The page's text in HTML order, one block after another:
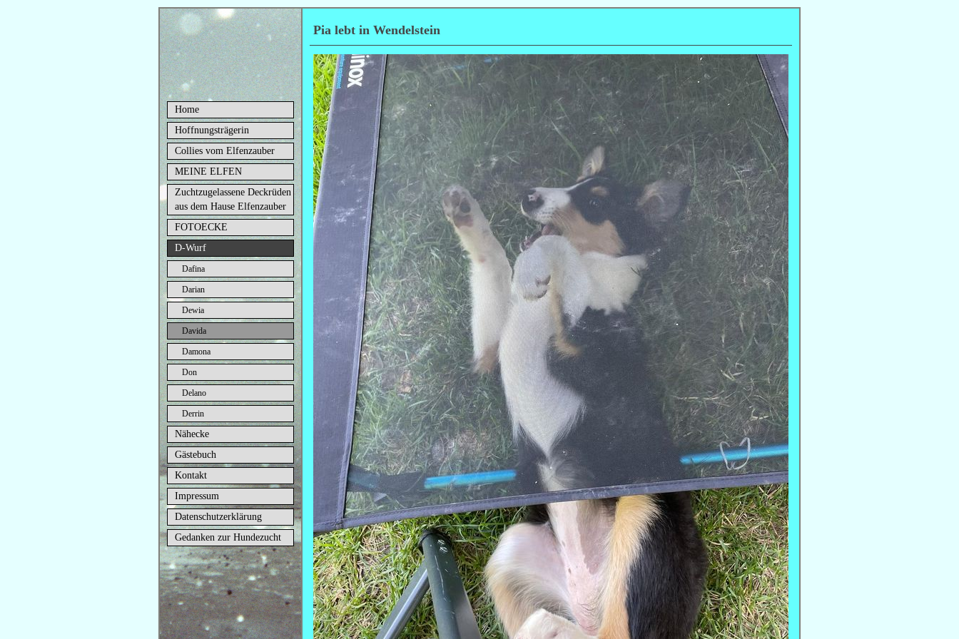
Home
Hoffnungsträgerin
Collies vom Elfenzauber
MEINE ELFEN
Zuchtzugelassene Deckrüden
aus dem Hause Elfenzauber
FOTOECKE
D-Wurf
Dafina
Darian
Dewia
Davida
Damona
Don
Delano
Derrin
Nähecke
Gästebuch
Kontakt
Impressum
Datenschutzerklärung
Gedanken zur Hundezucht
Pia lebt in Wendelstein